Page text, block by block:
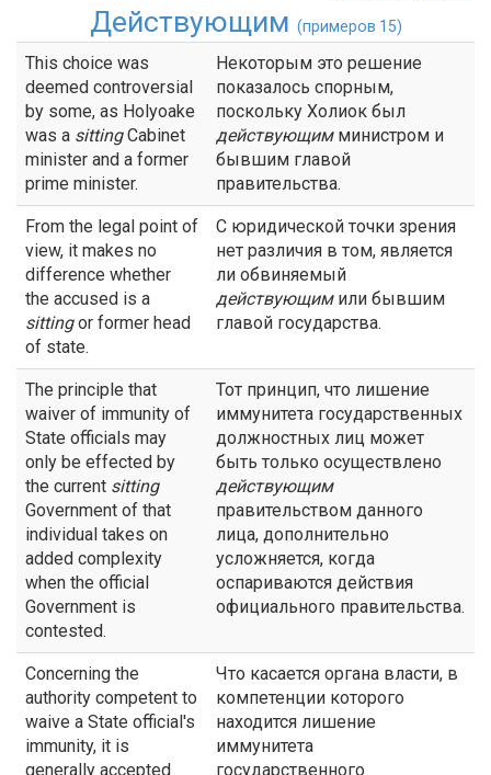
Действующим (примеров 15)
This choice was
deemed controversial
by some, as Holyoake
was a sittingCabinet
minister and a former
prime minister.
Некоторым это решение
показалось спорным,
поскольку Холиок был
действующимминистром и
бывшим главой
правительства.
From the legal point of
view, it makes no
difference whether
the accused is a
sittingor former head
of state.
С юридической точки зрения
нет различия в том, является
ли обвиняемый
действующимили бывшим
главой государства.
The principle that
waiver of immunity of
State officials may
only be effected by
the current sitting
Government of that
individual takes on
added complexity
when the official
Government is
contested.
Тот принцип, что лишение
иммунитета государственных
должностных лиц может
быть только осуществлено
действующим
правительством данного
лица, дополнительно
усложняется, когда
оспариваются действия
официального правительства.
Concerning the
authority competent to
waive a State official's
immunity, it is
generally accepted
Что касается органа власти, в
компетенции которого
находится лишение
иммунитета
государственного